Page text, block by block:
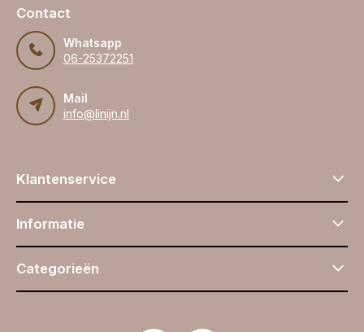
Contact
Whatsapp
06-25372251
Mail
info@linijn.nl
Klantenservice
Informatie
Categorieën